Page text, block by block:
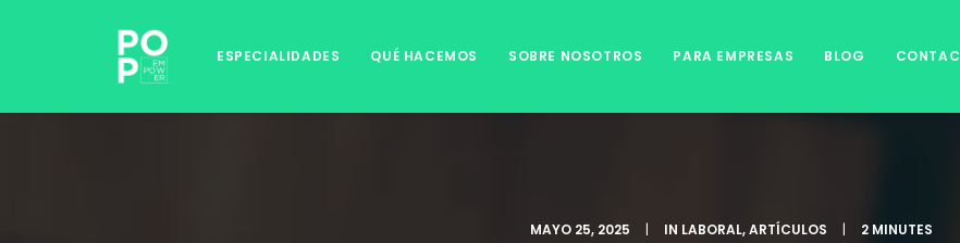
ESPECIALIDADES QUÉ HACEMOS SOBRE NOSOTROS PARA EMPRESAS BLOG
MAYO 25, 2025 | IN LABORAL,ARTÍCULOS | 2 MINUTES